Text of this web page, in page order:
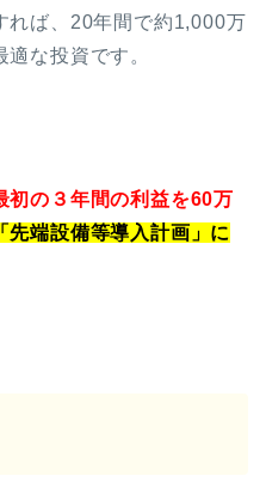
れば、20年間で約1,000万
な投資です。
初の３年間の利益を60万
「先端設備等導入計画」に